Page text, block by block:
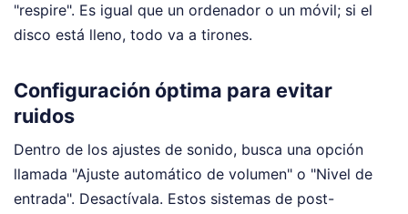
"respire". Es igual que un ordenador o un móvil; si el
disco está lleno, todo va a tirones.
Configuración óptima para evitar
ruidos
Dentro de los ajustes de sonido, busca una opción
llamada "Ajuste automático de volumen" o "Nivel de
entrada". Desactívala. Estos sistemas de post-